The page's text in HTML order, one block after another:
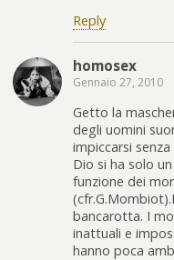
Reply
homosex
Gennaio 27, 2010
Getto la
degli uomini
impiccarsi
Dio si ha solo
funzione dei
bancarotta. I
inattuali e
hanno poca